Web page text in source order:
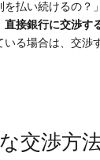
を払い続けるの？
直接銀行に交渉す
る場合は、交渉
交渉方